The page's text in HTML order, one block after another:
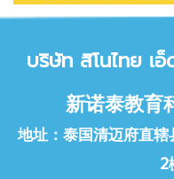
บริษัท สิโนไทย เอ็
新诺泰教育
地址：泰国清迈府直
2